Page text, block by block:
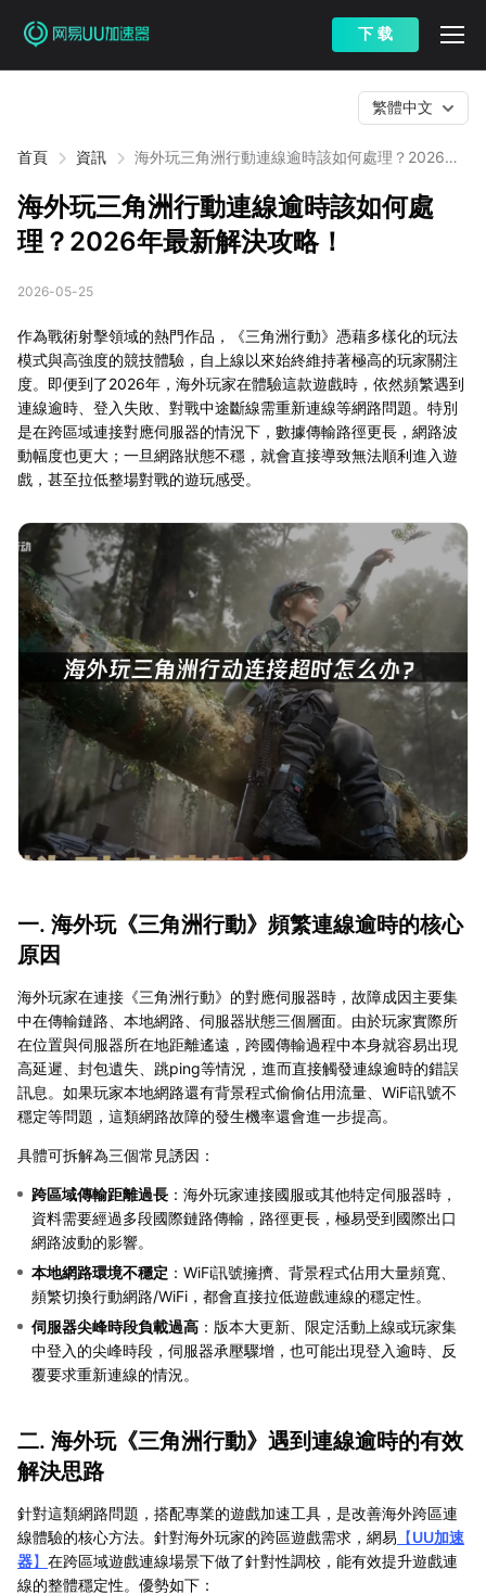
下 载
首頁 資訊
海外玩三角洲行動連線逾時該如何處理？2026年
繁體中文
海外玩三角洲行動連線逾時該如何處
理？2026年最新解決攻略！
2026-05-25
作為戰術射擊領域的熱門作品，《三角洲行動》憑藉多樣化的玩法
模式與高強度的競技體驗，自上線以來始終維持著極高的玩家關注
度。即便到了2026年，海外玩家在體驗這款遊戲時，依然頻繁遇到
連線逾時、登入失敗、對戰中途斷線需重新連線等網路問題。特別
是在跨區域連接對應伺服器的情況下，數據傳輸路徑更長，網路波
動幅度也更大；一旦網路狀態不穩，就會直接導致無法順利進入遊
戲，甚至拉低整場對戰的遊玩感受。
一. 海外玩《三角洲行動》頻繁連線逾時的核心
原因
海外玩家在連接《三角洲行動》的對應伺服器時，故障成因主要集
中在傳輸鏈路、本地網路、伺服器狀態三個層面。由於玩家實際所
在位置與伺服器所在地距離遙遠，跨國傳輸過程中本身就容易出現
高延遲、封包遺失、跳ping等情況，進而直接觸發連線逾時的錯誤
訊息。如果玩家本地網路還有背景程式偷偷佔用流量、WiFi訊號不
穩定等問題，這類網路故障的發生機率還會進一步提高。
具體可拆解為三個常見誘因：
跨區域傳輸距離過長 ：海外玩家連接國服或其他特定伺服器時，
資料需要經過多段國際鏈路傳輸，路徑更長，極易受到國際出口
網路波動的影響。
本地網路環境不穩定 ：WiFi訊號擁擠、背景程式佔用大量頻寬、
頻繁切換行動網路/WiFi，都會直接拉低遊戲連線的穩定性。
伺服器尖峰時段負載過高 ：版本大更新、限定活動上線或玩家集
中登入的尖峰時段，伺服器承壓驟增，也可能出現登入逾時、反
覆要求重新連線的情況。
二. 海外玩《三角洲行動》遇到連線逾時的有效
解決思路
針對這類網路問題，搭配專業的遊戲加速工具，是改善海外跨區連
線體驗的核心方法。針對海外玩家的跨區遊戲需求，網易 【UU加速
器】 在跨區域遊戲連線場景下做了針對性調校，能有效提升遊戲連
線的整體穩定性。優勢如下：